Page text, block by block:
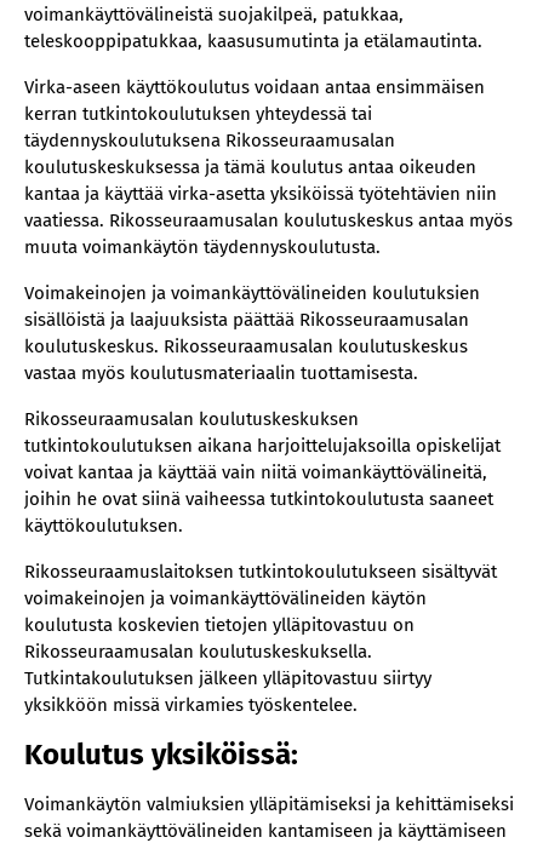
voimankäyttövälineistä suojakilpeä, patukkaa,
teleskooppipatukkaa, kaasusumutinta ja etälamautinta.
Virka-aseen käyttökoulutus voidaan antaa ensimmäisen
kerran tutkintokoulutuksen yhteydessä tai
täydennyskoulutuksena Rikosseuraamusalan
koulutuskeskuksessa ja tämä koulutus antaa oikeuden
kantaa ja käyttää virka-asetta yksiköissä työtehtävien niin
vaatiessa. Rikosseuraamusalan koulutuskeskus antaa myös
muuta voimankäytön täydennyskoulutusta.
Voimakeinojen ja voimankäyttövälineiden koulutuksien
sisällöistä ja laajuuksista päättää Rikosseuraamusalan
koulutuskeskus. Rikosseuraamusalan koulutuskeskus
vastaa myös koulutusmateriaalin tuottamisesta.
Rikosseuraamusalan koulutuskeskuksen
tutkintokoulutuksen aikana harjoittelujaksoilla opiskelijat
voivat kantaa ja käyttää vain niitä voimankäyttövälineitä,
joihin he ovat siinä vaiheessa tutkintokoulutusta saaneet
käyttökoulutuksen.
Rikosseuraamuslaitoksen tutkintokoulutukseen sisältyvät
voimakeinojen ja voimankäyttövälineiden käytön
koulutusta koskevien tietojen ylläpitovastuu on
Rikosseuraamusalan koulutuskeskuksella.
Tutkintakoulutuksen jälkeen ylläpitovastuu siirtyy
yksikköön missä virkamies työskentelee.
Koulutus yksiköissä:
Voimankäytön valmiuksien ylläpitämiseksi ja kehittämiseksi
sekä voimankäyttövälineiden kantamiseen ja käyttämiseen